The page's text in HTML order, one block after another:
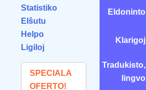
Statistiko
Elŝutu
Helpo
Ligiloj
SPECIALA
OFERTO!
Eldoninto
Klarigoj
Tradukisto,
lingvo